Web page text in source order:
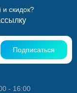
и скидок?
Подписаться
- 16:00